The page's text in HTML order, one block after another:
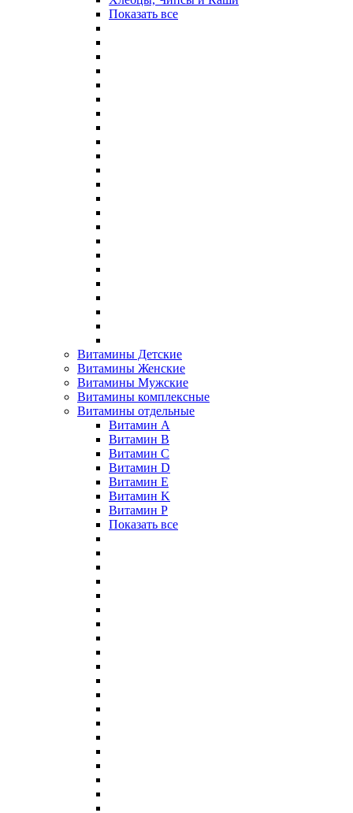
Показать все
Витамины Детские
Витамины Женские
Витамины Мужские
Витамины комплексные
Витамины отдельные
Витамин A
Витамин B
Витамин C
Витамин D
Витамин E
Витамин K
Витамин P
Показать все